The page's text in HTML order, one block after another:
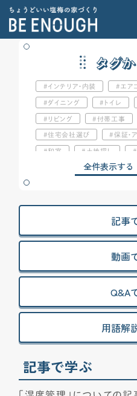
重要記
CATEGORY
カテゴリから探す
家づくりの前に
資金計画
家の性能
標準仕様
工務店・HM選び
よく使われるキーワード
付帯工事 換
タグ
インテリア・内装 エア
ダイニング トイレ
リビング 付帯工事
住宅会社選び 保証・
和室 土地探し
外壁 太
施主検査
階段
全件表示する
記事
動画
Q&A
用語解
記事で学ぶ